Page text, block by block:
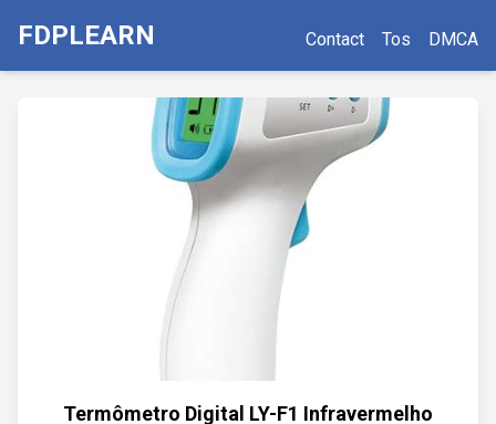
FDPLEARN Contact Tos DMCA
Termômetro Digital LY-F1 Infravermelho